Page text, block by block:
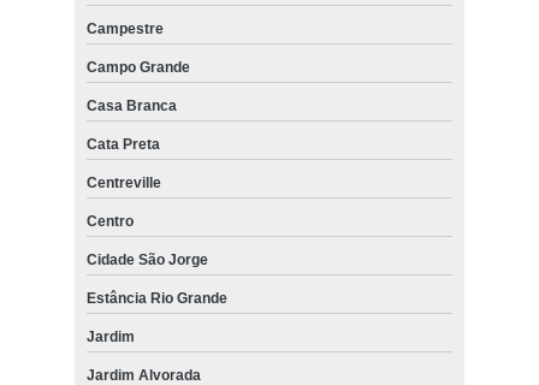
Campestre
Campo Grande
Casa Branca
Cata Preta
Centreville
Centro
Cidade São Jorge
Estância Rio Grande
Jardim
Jardim Alvorada